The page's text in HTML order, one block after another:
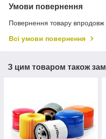
Умови повернення
Повернення товару впродовж
Всі умови повернення
З цим товаром також